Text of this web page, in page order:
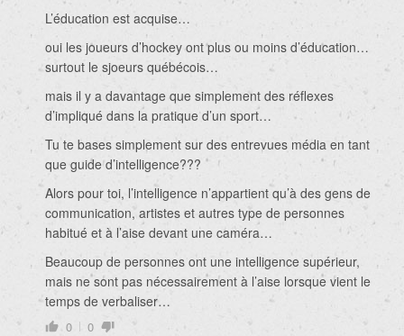
L’éducation est acquise…
oui les joueurs d’hockey ont plus ou moins d’éducation…
surtout le sjoeurs québécois…
mais il y a davantage que simplement des réflexes
d’impliqué dans la pratique d’un sport…
Tu te bases simplement sur des entrevues média en tant
que guide d’intelligence???
Alors pour toi, l’intelligence n’appartient qu’à des gens de
communication, artistes et autres type de personnes
habitué et à l’aise devant une caméra…
Beaucoup de personnes ont une intelligence supérieur,
mais ne sont pas nécessairement à l’aise lorsque vient le
temps de verbaliser…
0 0